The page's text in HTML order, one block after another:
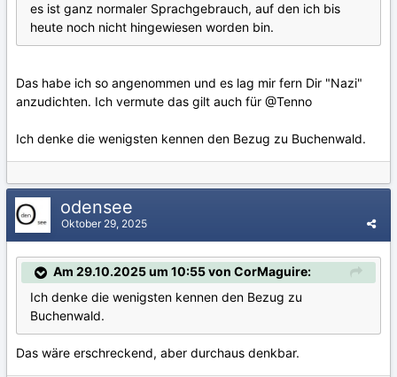
es ist ganz normaler Sprachgebrauch, auf den ich bis
heute noch nicht hingewiesen worden bin.
Das habe ich so angenommen und es lag mir fern Dir "Nazi"
anzudichten. Ich vermute das gilt auch für @Tenno
Ich denke die wenigsten kennen den Bezug zu Buchenwald.
odensee
Oktober 29, 2025
Am 29.10.2025 um 10:55 von CorMaguire:
Ich denke die wenigsten kennen den Bezug zu
Buchenwald.
Das wäre erschreckend, aber durchaus denkbar.